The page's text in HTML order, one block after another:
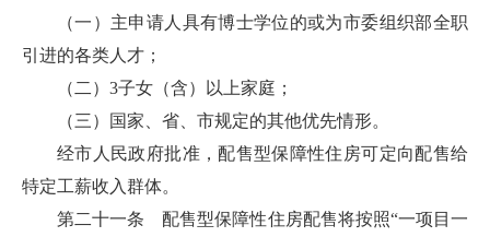
（一）主申请人具有博士学位的或为市委组织部全职
引进的各类人才；
（二）3子女（含）以上家庭；
（三）国家、省、市规定的其他优先情形。
经市人民政府批准，配售型保障性住房可定向配售给
特定工薪收入群体。
第二十一条 配售型保障性住房配售将按照“一项目一